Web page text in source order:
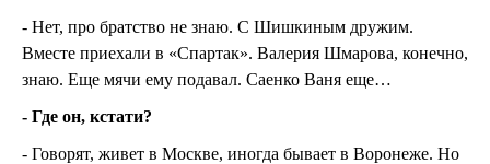
- Нет, про братство не знаю. С Шишкиным дружим.
Вместе приехали в «Спартак». Валерия Шмарова, конечно,
знаю. Еще мячи ему подавал. Саенко Ваня еще…
- Где он, кстати?
- Говорят, живет в Москве, иногда бывает в Воронеже. Но